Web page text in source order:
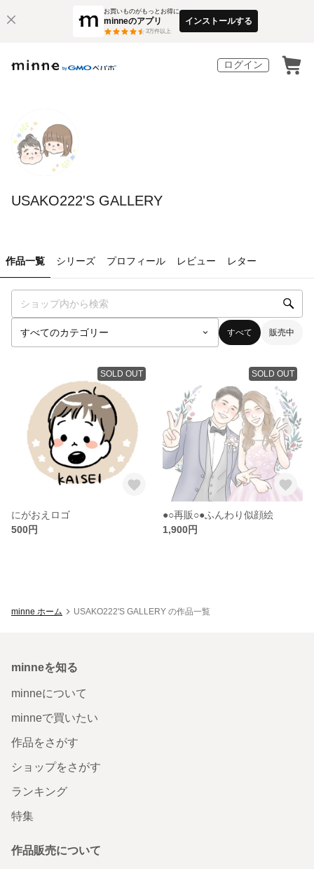
お買いものがもっとお得に
minneのアプリ
3万件以上
インストールする
ログイン
USAKO222'S GALLERY
作品一覧 シリーズ プロフィール レビュー レター
すべて 販売中
SOLD OUT
にがおえロゴ
500円
SOLD OUT
●○再販○●ふんわり似顔絵
1,900円
minne ホーム USAKO222'S GALLERY の作品一覧
minneを知る
minneについて
minneで買いたい
作品をさがす
ショップをさがす
ランキング
特集
作品販売について